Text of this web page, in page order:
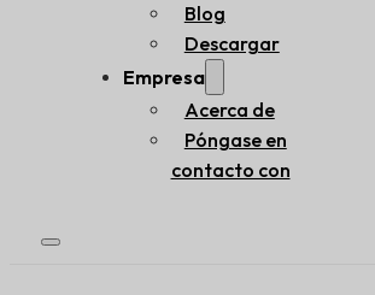
Blog
Descargar
Empresa
Acerca de
Póngase en
contacto con